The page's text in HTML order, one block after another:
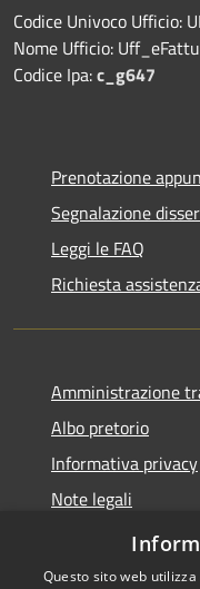
Codice Univoco Ufficio:
Nome Ufficio:
Codice Ipa:c_g647
Prenotazione
Segnalazione
Leggi le FAQ
Richiesta
Amministrazione
Albo pretorio
Informativa privacy
Note legali
Dichiarazione di
Questo sito web